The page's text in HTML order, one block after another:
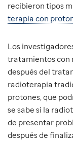
recibieron tipos
terapia con
Los
tratamientos con
después del
radioterapia
protones, que
se sabe si la
de presentar
después de